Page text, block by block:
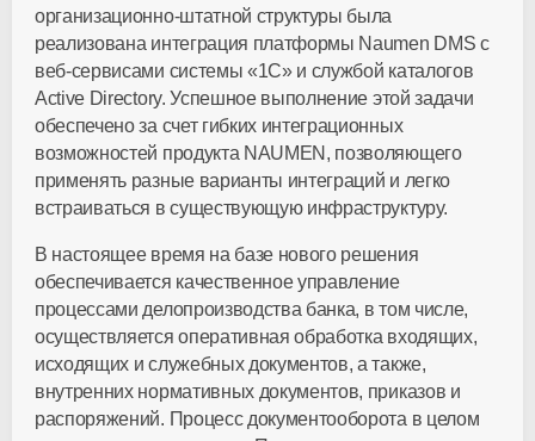
организационно-штатной структуры была
реализована интеграция платформы Naumen DMS с
веб-сервисами системы «1С» и службой каталогов
Active Directory. Успешное выполнение этой задачи
обеспечено за счет гибких интеграционных
возможностей продукта NAUMEN, позволяющего
применять разные варианты интеграций и легко
встраиваться в существующую инфраструктуру.
В настоящее время на базе нового решения
обеспечивается качественное управление
процессами делопроизводства банка, в том числе,
осуществляется оперативная обработка входящих,
исходящих и служебных документов, а также,
внутренних нормативных документов, приказов и
распоряжений. Процесс документооборота в целом